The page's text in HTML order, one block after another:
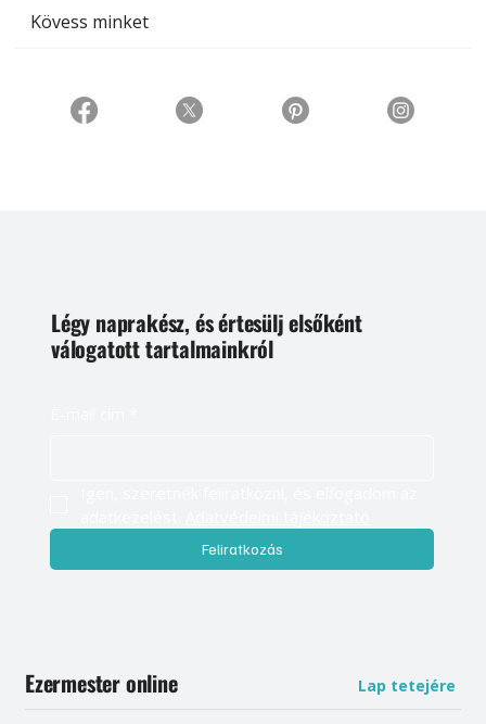
Kövess minket
Légy naprakész, és értesülj elsőként
válogatott tartalmainkról
Feliratkozás
Ezermester online Lap tetejére